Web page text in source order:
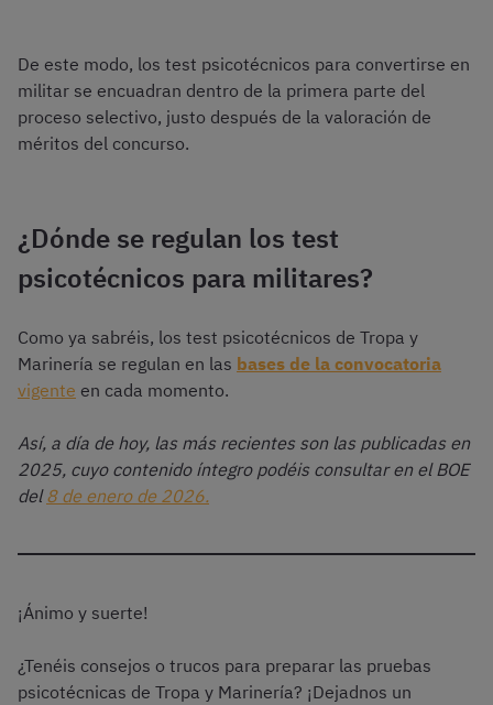
De este modo, los test psicotécnicos para convertirse en
militar se encuadran dentro de la primera parte del
proceso selectivo, justo después de la valoración de
méritos del concurso.
¿Dónde se regulan los test
psicotécnicos para militares?
Como ya sabréis, los test psicotécnicos de Tropa y
Marinería se regulan en las bases de la convocatoria
vigente en cada momento.
Así, a día de hoy, las más recientes son las publicadas en
2025, cuyo contenido íntegro podéis consultar en el BOE
del8 de enero de 2026.
¡Ánimo y suerte!
¿Tenéis consejos o trucos para preparar las pruebas
psicotécnicas de Tropa y Marinería? ¡Dejadnos un